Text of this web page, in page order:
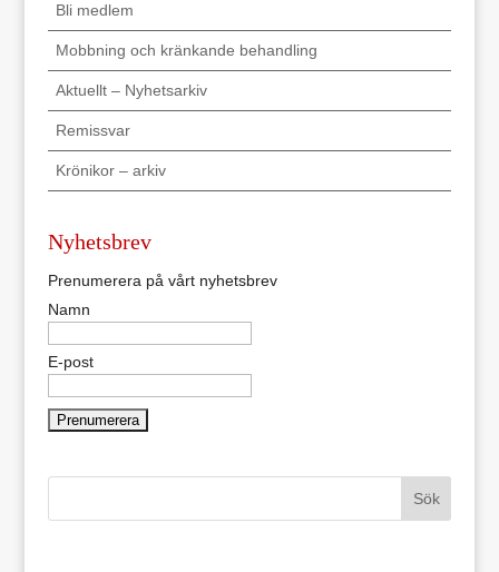
Bli medlem
Mobbning och kränkande behandling
Aktuellt – Nyhetsarkiv
Remissvar
Krönikor – arkiv
Nyhetsbrev
Prenumerera på vårt nyhetsbrev
Namn
E-post